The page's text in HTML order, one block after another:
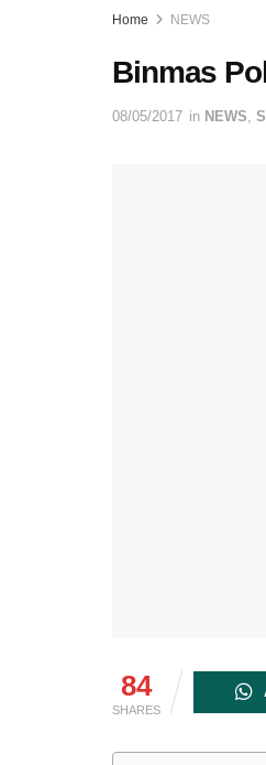
Home NEWS
Binmas
08/05/2017 in NEWS,
84
SHARES